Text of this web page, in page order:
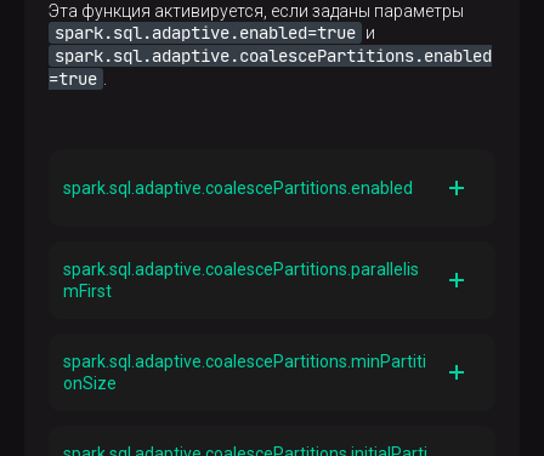
Эта функция активируется, если заданы параметры
spark.sql.adaptive.enabled=true и
spark.sql.adaptive.coalescePartitions.enabled
=true
spark.sql.adaptive.coalescePartitions.enabled
Если указано значение true и
spark.sql.adaptive.enabled=true
, Spark будет
(определяется свойством
spark.sql.adaptive.advisoryPartitionSizeIn
spark.sql.adaptive.coalescePartitions.parallelis
mFirst
Если значение равно true , то при слиянии
смежных разделов Spark игнорирует целевой
Bytes (по умолчанию равен 64 МБ), и учитывает
spark.sql.adaptive.coalescePartitions.minPartiti
onSize
Минимальный размер разделов перетасовки после